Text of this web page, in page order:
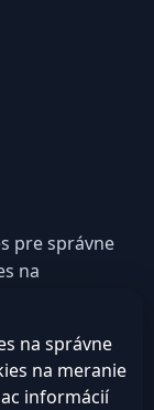
pre správne
na
na správne
na meranie
informácií